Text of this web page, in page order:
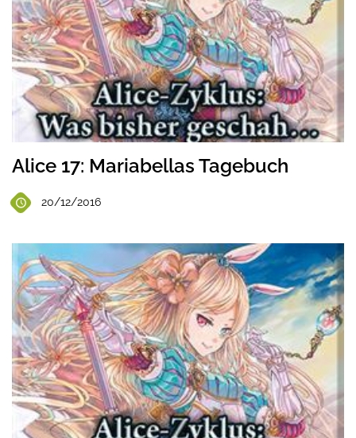
Alice 17: Mariabellas Tagebuch
20/12/2016